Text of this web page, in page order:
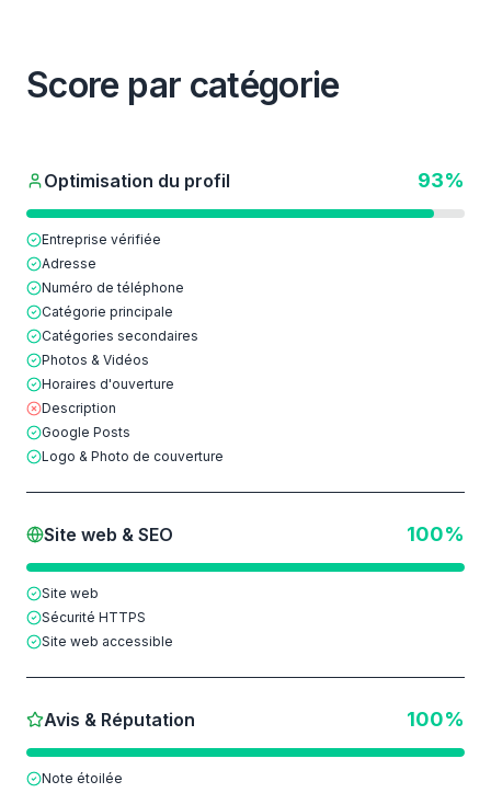
Score par catégorie
Optimisation du profil 93%
Entreprise vérifiée
Adresse
Numéro de téléphone
Catégorie principale
Catégories secondaires
Photos & Vidéos
Horaires d'ouverture
Description
Google Posts
Logo & Photo de couverture
Site web & SEO 100%
Site web
Sécurité HTTPS
Site web accessible
Avis & Réputation 100%
Note étoilée